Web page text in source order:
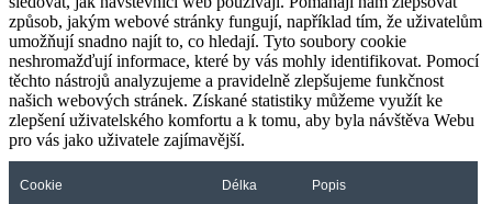
způsob, jakým webové stránky fungují, například tím, že uživatelům
umožňují snadno najít to, co hledají. Tyto soubory cookie
neshromažďují informace, které by vás mohly identifikovat. Pomocí
těchto nástrojů analyzujeme a pravidelně zlepšujeme funkčnost
našich webových stránek. Získané statistiky můžeme využít ke
zlepšení uživatelského komfortu a k tomu, aby byla návštěva Webu
pro vás jako uživatele zajímavější.
Cookie Délka Popis